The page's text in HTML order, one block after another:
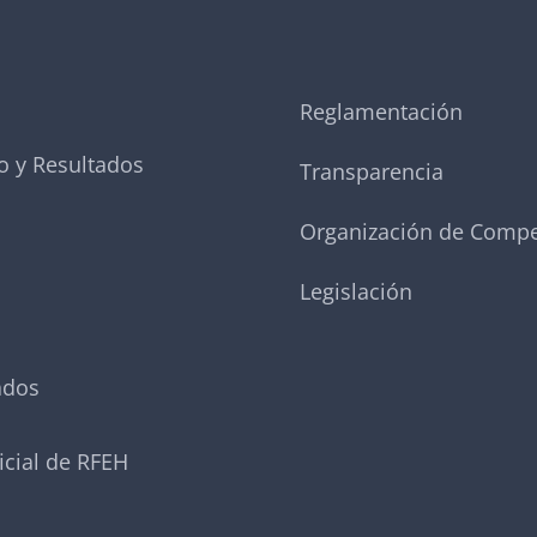
y Resultados
de RFEH
Reglamentación
Transparencia
Organización de
Legislación